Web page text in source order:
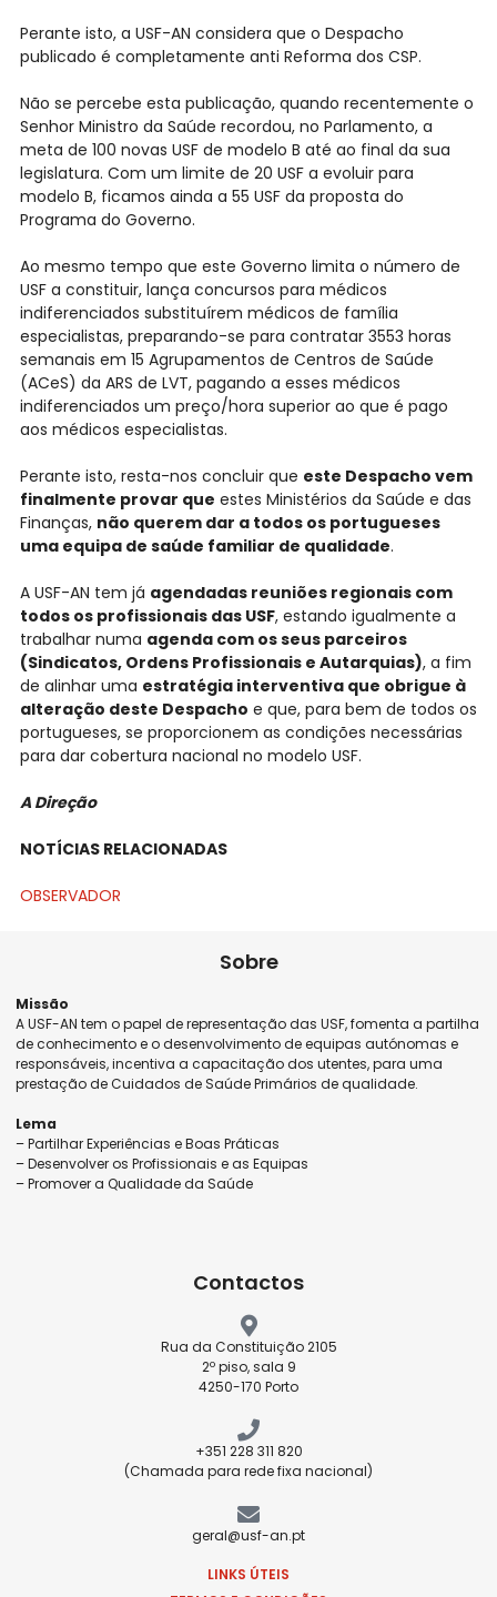
Perante isto, a USF-AN considera que o Despacho
publicado é completamente anti Reforma dos CSP.
Não se percebe esta publicação, quando recentemente o
Senhor Ministro da Saúde recordou, no Parlamento, a
meta de 100 novas USF de modelo B até ao final da sua
legislatura. Com um limite de 20 USF a evoluir para
modelo B, ficamos ainda a 55 USF da proposta do
Programa do Governo.
Ao mesmo tempo que este Governo limita o número de
USF a constituir, lança concursos para médicos
indiferenciados substituírem médicos de família
especialistas, preparando-se para contratar 3553 horas
semanais em 15 Agrupamentos de Centros de Saúde
(ACeS) da ARS de LVT, pagando a esses médicos
indiferenciados um preço/hora superior ao que é pago
aos médicos especialistas.
Perante isto, resta-nos concluir que este Despacho vem
finalmente provar que estes Ministérios da Saúde e das
Finanças, não querem dar a todos os portugueses
uma equipa de saúde familiar de qualidade.
A USF-AN tem já agendadas reuniões regionais com
todos os profissionais das USF, estando igualmente a
trabalhar numa agenda com os seus parceiros
(Sindicatos, Ordens Profissionais e Autarquias), a fim
de alinhar uma estratégia interventiva que obrigue à
alteração deste Despacho e que, para bem de todos os
portugueses, se proporcionem as condições necessárias
para dar cobertura nacional no modelo USF.
A Direção
NOTÍCIAS RELACIONADAS
OBSERVADOR
Sobre
Missão
A USF-AN tem o papel de representação das USF, fomenta a partilha
de conhecimento e o desenvolvimento de equipas autónomas e
responsáveis, incentiva a capacitação dos utentes, para uma
prestação de Cuidados de Saúde Primários de qualidade.
Lema
– Partilhar Experiências e Boas Práticas
– Desenvolver os Profissionais e as Equipas
– Promover a Qualidade da Saúde
Contactos
Rua da Constituição 2105
2º piso, sala 9
4250-170 Porto
+351 228 311 820
(Chamada para rede fixa nacional)
geral@usf-an.pt
LINKS ÚTEIS